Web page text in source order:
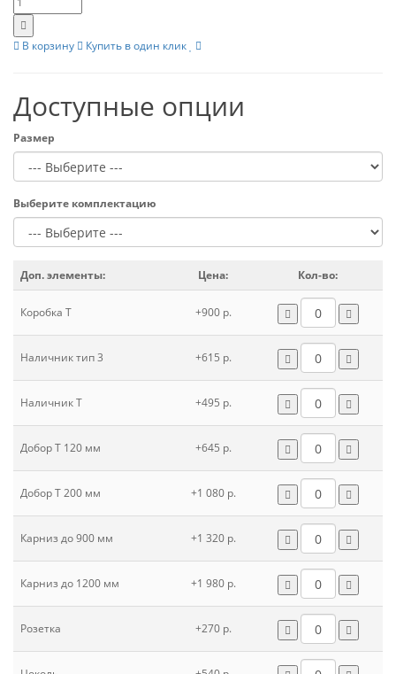
В корзину Купить в один клик
Доступные опции
Размер
Выберите комплектацию
Доп. элементы: Цена: Кол-во:
Коробка Т +900 р.
Наличник тип 3 +615 р.
Наличник Т +495 р.
Добор Т 120 мм +645 р.
Добор Т 200 мм +1 080 р.
Карниз до 900 мм +1 320 р.
Карниз до 1200 мм +1 980 р.
Розетка +270 р.